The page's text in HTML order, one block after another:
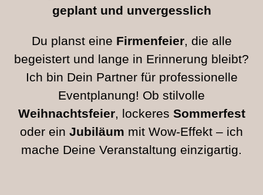
geplant und unvergesslich
Du planst eine Firmenfeier, die alle
begeistert und lange in Erinnerung bleibt?
Ich bin Dein Partner für professionelle
Eventplanung! Ob stilvolle
Weihnachtsfeier, lockeres Sommerfest
oder ein Jubiläum mit Wow-Effekt – ich
mache Deine Veranstaltung einzigartig.